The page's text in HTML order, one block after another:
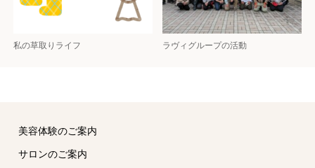
私の草取りライフ ラヴィグループの活動
美容体験のご案内
サロンのご案内